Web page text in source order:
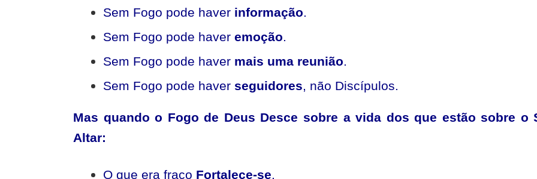
Sem Fogo pode haver informação.
Sem Fogo pode haver emoção.
Sem Fogo pode haver mais uma reunião.
Sem Fogo pode haver seguidores, não Discípulos.
Mas quando o Fogo de Deus Desce sobre a vida dos que estão sobre o
Altar:
O que era fraco Fortalece-se.